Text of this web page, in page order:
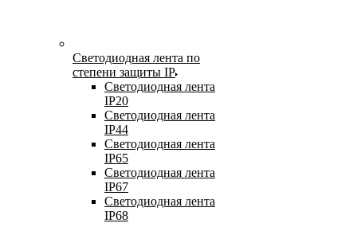
Светодиодная лента по
степени защиты IP
Светодиодная лента
IP20
Светодиодная лента
IP44
Светодиодная лента
IP65
Светодиодная лента
IP67
Светодиодная лента
IP68